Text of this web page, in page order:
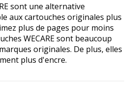
sont une alternative
aux cartouches originales plus
plus de pages pour moins
WECARE sont beaucoup
originales. De plus, elles
plus d'encre.